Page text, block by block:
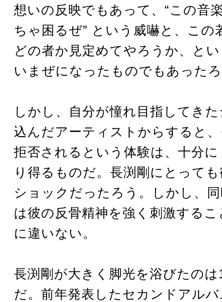
想いの反映でもあって、“この音
ちゃ困るぜ” という威嚇と、この
どの者か見定めてやろうか、と
いまぜになったものでもあった
しかし、自分が憧れ目指してき
込んだアーティストからすると
拒否されるという体験は、十分
り得るものだ。長渕剛にとって
ショックだったろう。しかし、
は彼の反骨精神を強く刺激する
に違いない。
長渕剛が大きく脚光を浴びたの
だ。前年発表したセカンドアル